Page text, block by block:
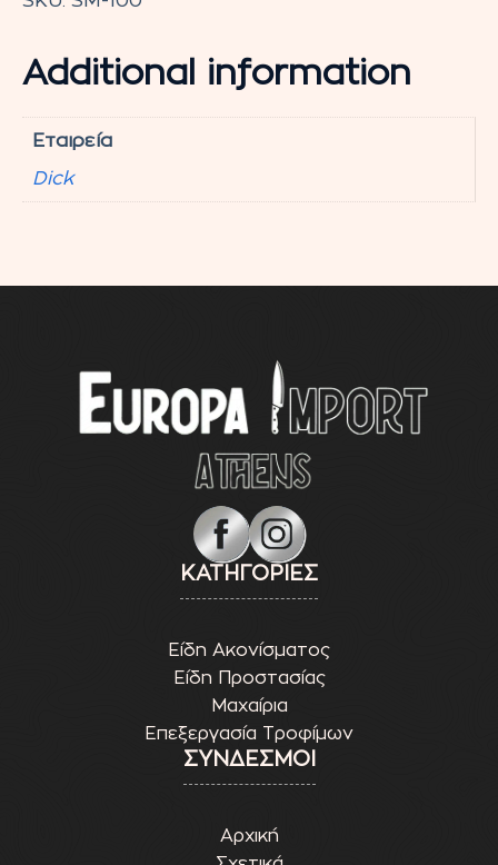
Additional information
Εταιρεία
Dick
ΚΑΤΗΓΟΡΙΕΣ
Είδη Ακονίσματος
Είδη Προστασίας
Μαχαίρια
Επεξεργασία Τροφίμων
ΣΥΝΔΕΣΜΟΙ
Αρχική